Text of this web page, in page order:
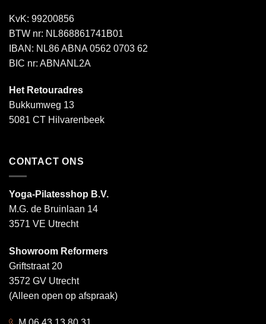
KvK: 99200856
BTW nr: NL868861741B01
IBAN: NL86 ABNA 0562 0703 62
BIC nr: ABNANL2A
Het Retouradres
Bukkumweg 13
5081 CT Hilvarenbeek
CONTACT ONS
Yoga-Pilatesshop B.V.
M.G. de Bruinlaan 14
3571 VE Utrecht
Showroom Reformers
Griftstraat 20
3572 GV Utrecht
(Alleen open op afspraak)